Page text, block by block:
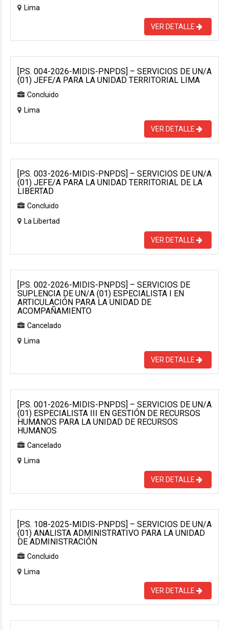
Lima
VER DETALLE
[P.S. 004-2026-MIDIS-PNPDS] – SERVICIOS DE UN/A
(01) JEFE/A PARA LA UNIDAD TERRITORIAL LIMA
Concluido
Lima
VER DETALLE
[P.S. 003-2026-MIDIS-PNPDS] – SERVICIOS DE UN/A
(01) JEFE/A PARA LA UNIDAD TERRITORIAL DE LA
LIBERTAD
Concluido
La Libertad
VER DETALLE
[P.S. 002-2026-MIDIS-PNPDS] – SERVICIOS DE
SUPLENCIA DE UN/A (01) ESPECIALISTA I EN
ARTICULACIÓN PARA LA UNIDAD DE
ACOMPAÑAMIENTO
Cancelado
Lima
VER DETALLE
[P.S. 001-2026-MIDIS-PNPDS] – SERVICIOS DE UN/A
(01) ESPECIALISTA III EN GESTIÓN DE RECURSOS
HUMANOS PARA LA UNIDAD DE RECURSOS
HUMANOS
Cancelado
Lima
VER DETALLE
[P.S. 108-2025-MIDIS-PNPDS] – SERVICIOS DE UN/A
(01) ANALISTA ADMINISTRATIVO PARA LA UNIDAD
DE ADMINISTRACIÓN
Concluido
Lima
VER DETALLE